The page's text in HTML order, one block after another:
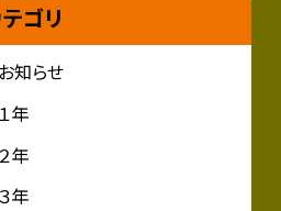
ゴリ
お知らせ
１年
２年
３年